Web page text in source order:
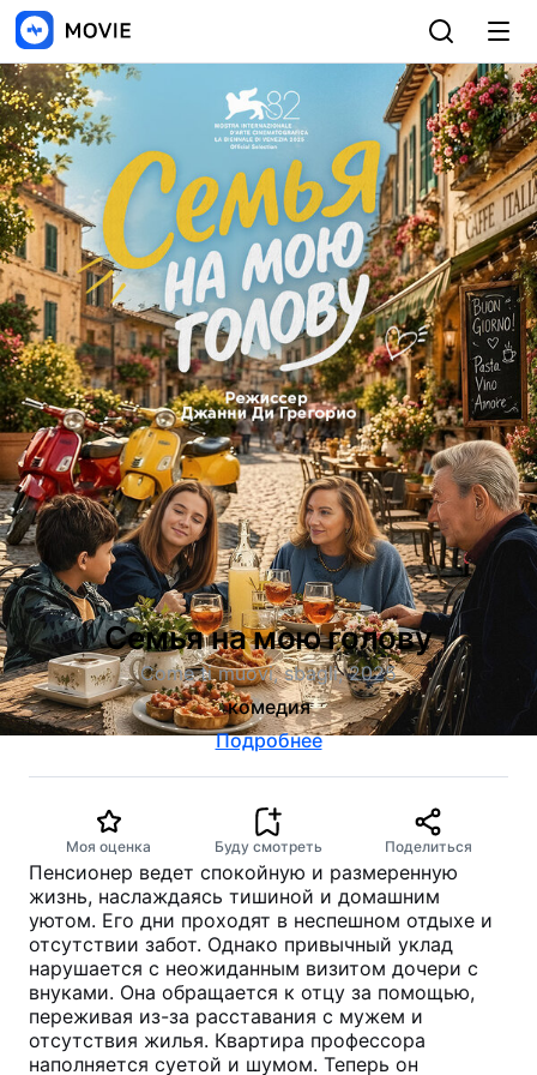
Семья на мою голову
Come ti muovi, sbagli, 2025
комедия
Подробнее
Моя оценка Буду смотреть Поделиться
Пенсионер ведет спокойную и размеренную
жизнь, наслаждаясь тишиной и домашним
уютом. Его дни проходят в неспешном отдыхе и
отсутствии забот. Однако привычный уклад
нарушается с неожиданным визитом дочери с
внуками. Она обращается к отцу за помощью,
переживая из-за расставания с мужем и
отсутствия жилья. Квартира профессора
наполняется суетой и шумом. Теперь он